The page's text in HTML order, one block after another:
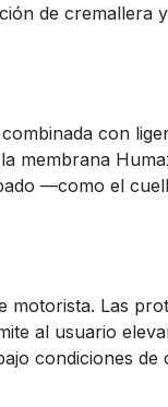
de cremallera
con
membrana
—como el
motorista. Las
al usuario
condiciones de